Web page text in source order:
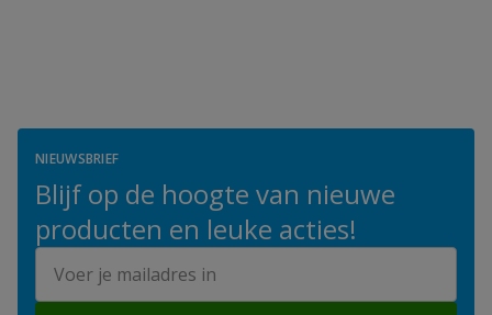
NIEUWSBRIEF
Blijf op de hoogte van nieuwe
producten en leuke acties!